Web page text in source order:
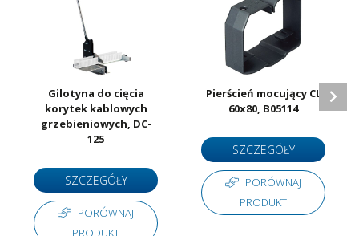
Gilotyna do cięcia
korytek kablowych
grzebieniowych, DC-
125
SZCZEGÓŁY
PORÓWNAJ
PRODUKT
Pierścień mocujący CL
60x80, B05114
SZCZEGÓŁY
PORÓWNAJ
PRODUKT